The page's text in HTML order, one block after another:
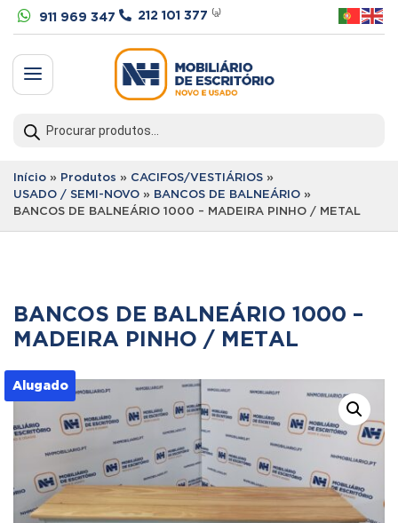
 911 969 347  212 101 377 ⁽ᵃ⁾
a
search
Início » Produtos » CACIFOS/VESTIÁRIOS »
USADO / SEMI-NOVO » BANCOS DE BALNEÁRIO »
BANCOS DE BALNEÁRIO 1000 – MADEIRA PINHO / METAL
BANCOS DE BALNEÁRIO 1000 –
MADEIRA PINHO / METAL
Alugado